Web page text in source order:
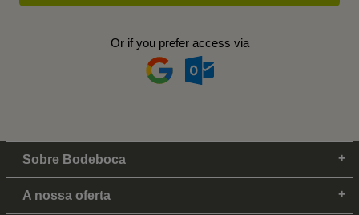
Or if you prefer access via
Sobre Bodeboca
A nossa oferta